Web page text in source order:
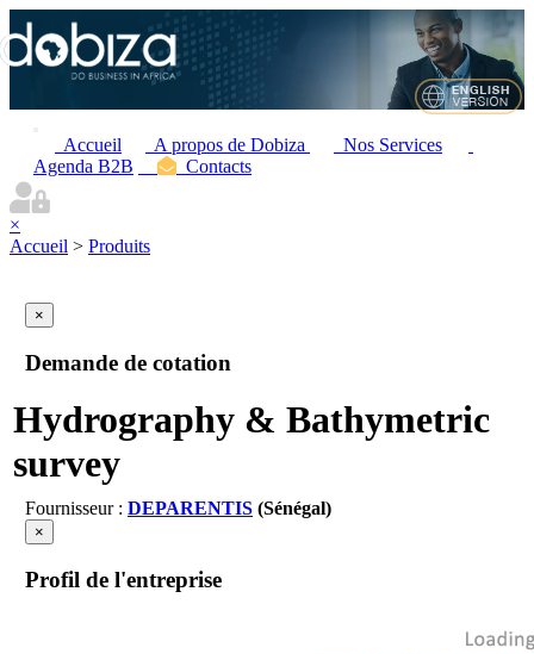
Accueil A propos de Dobiza
Nos Services
Agenda B2B
Contacts
×
Accueil > Produits
×
Demande de cotation
Hydrography & Bathymetric
survey
Fournisseur : DEPARENTIS(Sénégal)
×
Profil de l'entreprise